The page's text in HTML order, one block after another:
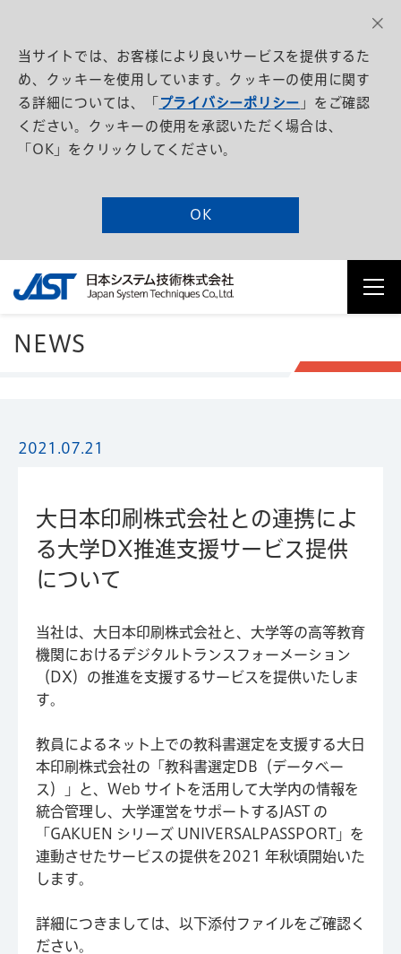
当サイトでは、お客様により良いサービスを提供するた
め、クッキーを使用しています。クッキーの使用に関す
る詳細については、「 プライバシーポリシー 」をご確認
ください。クッキーの使用を承認いただく場合は、
「OK」をクリックしてください。
OK
NEWS
2021.07.21
大日本印刷株式会社との連携によ
る大学DX推進支援サービス提供
について
当社は、大日本印刷株式会社と、大学等の高等教育
機関におけるデジタルトランスフォーメーション
（DX）の推進を支援するサービスを提供いたしま
す。
教員によるネット上での教科書選定を支援する大日
本印刷株式会社の「教科書選定DB（データベー
ス）」と、Web サイトを活用して大学内の情報を
統合管理し、大学運営をサポートするJAST の
「GAKUEN シリーズ UNIVERSALPASSPORT」を
連動させたサービスの提供を2021 年秋頃開始いた
します。
詳細につきましては、以下添付ファイルをご確認く
ださい。